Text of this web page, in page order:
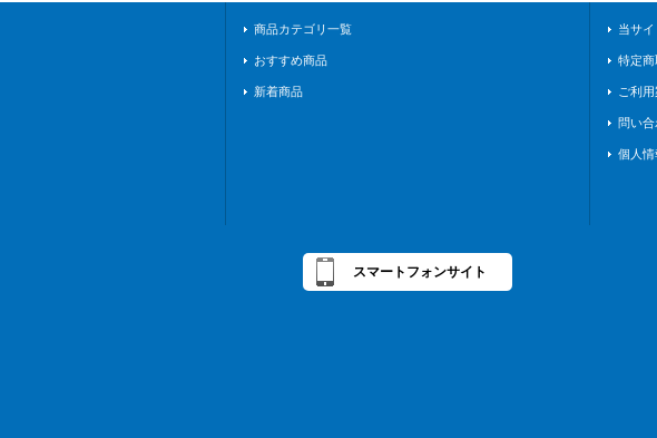
商品カテゴリ一覧
おすすめ商品
新着商品
当サ
特定
ご利
問い合
個人
スマートフォンサイト